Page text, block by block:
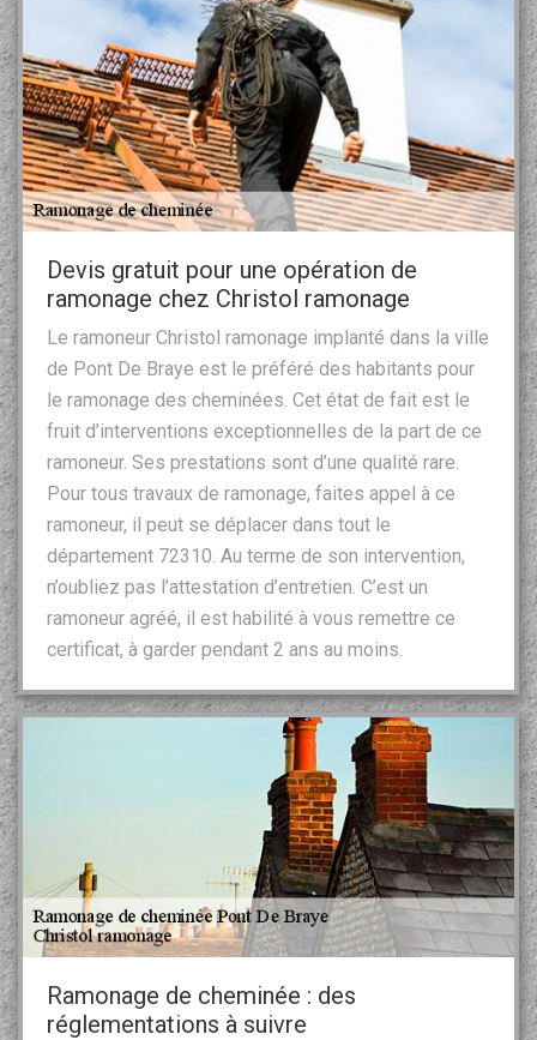
Devis gratuit pour une opération de
ramonage chez Christol ramonage
Le ramoneur Christol ramonage implanté dans la ville
de Pont De Braye est le préféré des habitants pour
le ramonage des cheminées. Cet état de fait est le
fruit d’interventions exceptionnelles de la part de ce
ramoneur. Ses prestations sont d’une qualité rare.
Pour tous travaux de ramonage, faites appel à ce
ramoneur, il peut se déplacer dans tout le
département 72310. Au terme de son intervention,
n’oubliez pas l’attestation d’entretien. C’est un
ramoneur agréé, il est habilité à vous remettre ce
certificat, à garder pendant 2 ans au moins.
Ramonage de cheminée : des
réglementations à suivre